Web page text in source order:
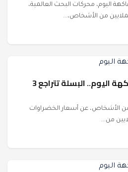
اليوم، محركات البحث العالمية،
من الأشخاص،...
أسعار الخضراوات والفاكهة اليوم.. البسلة تتراجع 3
الأشخاص، عن أسعار الخضراوات
من...